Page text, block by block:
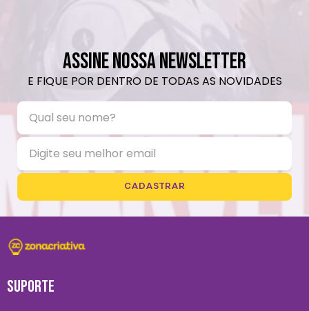
ASSINE NOSSA NEWSLETTER
E FIQUE POR DENTRO DE TODAS AS NOVIDADES
CADASTRAR
SUPORTE